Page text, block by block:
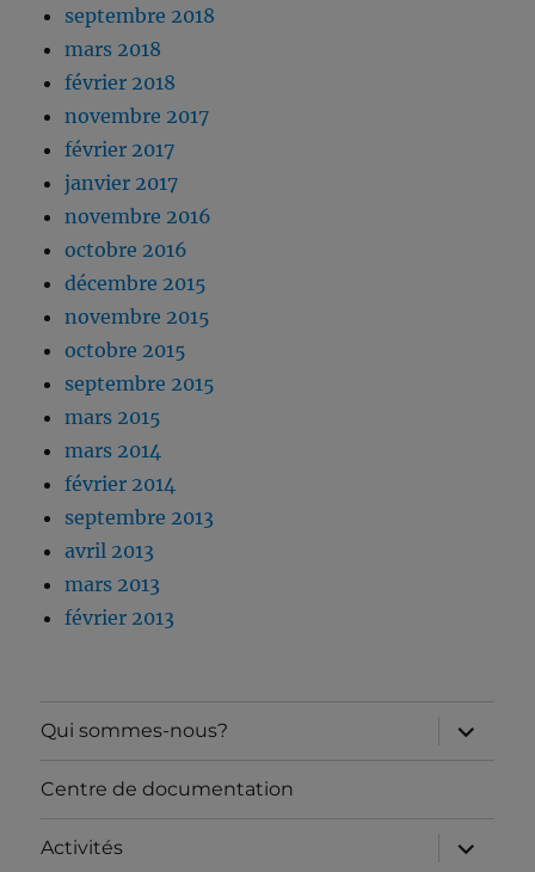
septembre 2018
mars 2018
février 2018
novembre 2017
février 2017
janvier 2017
novembre 2016
octobre 2016
décembre 2015
novembre 2015
octobre 2015
septembre 2015
mars 2015
mars 2014
février 2014
septembre 2013
avril 2013
mars 2013
février 2013
Qui sommes-nous?
ouvrir
Centre de documentation
Activités
ouvrir